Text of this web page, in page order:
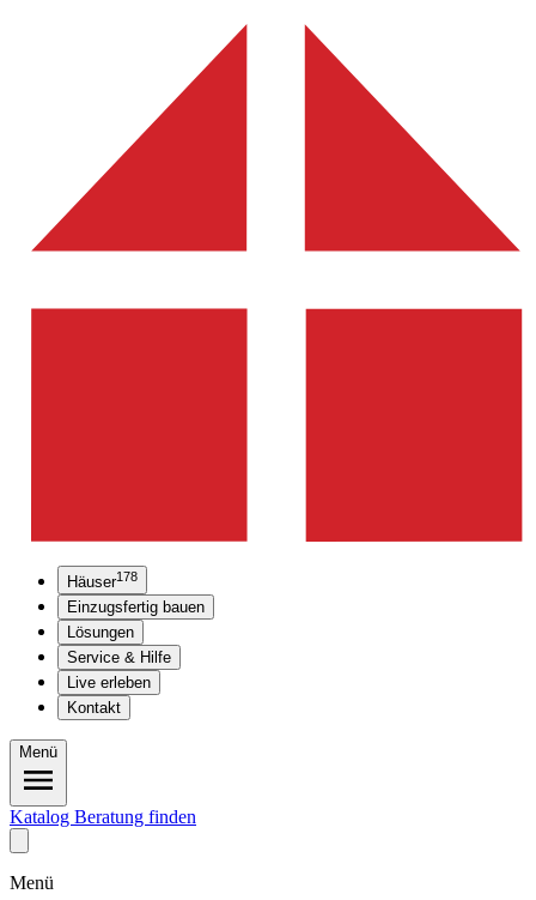
Häuser178
Einzugsfertig bauen
Lösungen
Service & Hilfe
Live erleben
Kontakt
Menü
Katalog Beratung finden
Menü